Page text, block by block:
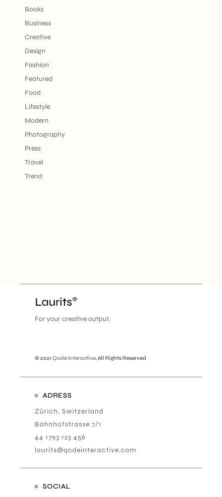
Books
Business
Creative
Design
Fashion
Featured
Food
Lifestyle
Modern
Photography
Press
Travel
Trend
For your creative output.
© 2021Qode Interactive, All Rights Reserved
ADRESS
Zürich, Switzerland
Bahnhofstrasse 7/1
44 1793 123 456
laurits@qodeinteractive.com
SOCIAL